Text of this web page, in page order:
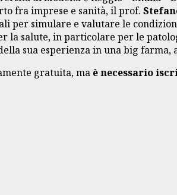
fra imprese e sanità, il prof.
per simulare e valutare le
la salute, in particolare per le
sua esperienza in una big
gratuita, ma è necessario